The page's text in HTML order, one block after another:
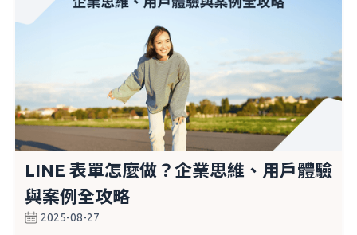
LINE 表單怎麼做？企業思維、用戶體驗
與案例全攻略
2025-08-27